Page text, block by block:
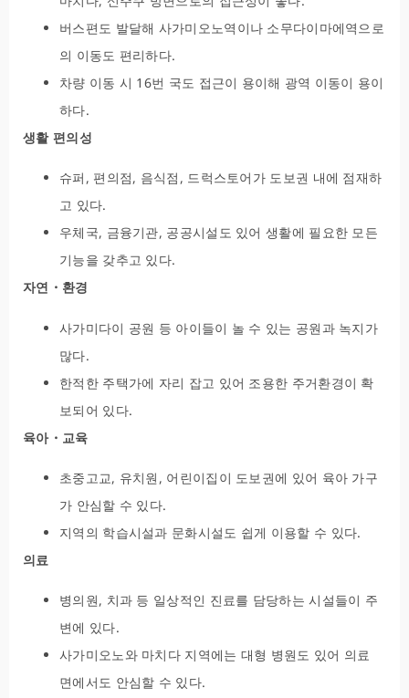
버스편도 발달해 사가미오노역이나 소무다이마에역으로
의 이동도 편리하다.
차량 이동 시 16번 국도 접근이 용이해 광역 이동이 용이
하다.
생활 편의성
슈퍼, 편의점, 음식점, 드럭스토어가 도보권 내에 점재하
고 있다.
우체국, 금융기관, 공공시설도 있어 생활에 필요한 모든
기능을 갖추고 있다.
자연・환경
사가미다이 공원 등 아이들이 놀 수 있는 공원과 녹지가
많다.
한적한 주택가에 자리 잡고 있어 조용한 주거환경이 확
보되어 있다.
육아・교육
초중고교, 유치원, 어린이집이 도보권에 있어 육아 가구
가 안심할 수 있다.
지역의 학습시설과 문화시설도 쉽게 이용할 수 있다.
의료
병의원, 치과 등 일상적인 진료를 담당하는 시설들이 주
변에 있다.
사가미오노와 마치다 지역에는 대형 병원도 있어 의료
면에서도 안심할 수 있다.